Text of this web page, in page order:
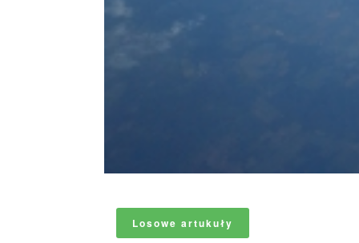
Losowe artukuły